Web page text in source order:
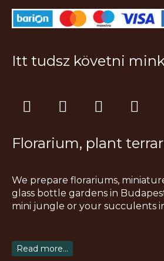
Itt tudsz követni
I
n
t
g
r
a
F
a
e
o
o
k
T
i
t
k
Y
o
t
b
e
Florarium, plant
We prepare florariums,
glass bottle gardens in
mini jungle or your succulents
Read more...